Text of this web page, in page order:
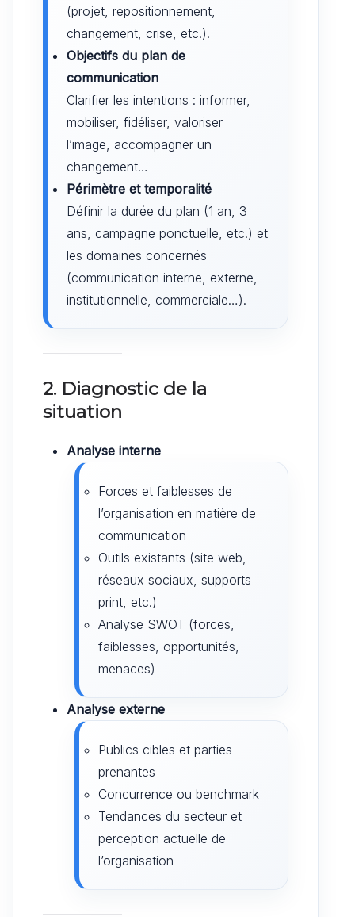
(projet, repositionnement,
changement, crise, etc.).
Objectifs du plan de
communication
Clarifier les intentions : informer,
mobiliser, fidéliser, valoriser
l’image, accompagner un
changement…
Périmètre et temporalité
Définir la durée du plan (1 an, 3
ans, campagne ponctuelle, etc.) et
les domaines concernés
(communication interne, externe,
institutionnelle, commerciale…).
2. Diagnostic de la
situation
Analyse interne
Forces et faiblesses de
l’organisation en matière de
communication
Outils existants (site web,
réseaux sociaux, supports
print, etc.)
Analyse SWOT (forces,
faiblesses, opportunités,
menaces)
Analyse externe
Publics cibles et parties
prenantes
Concurrence ou benchmark
Tendances du secteur et
perception actuelle de
l’organisation